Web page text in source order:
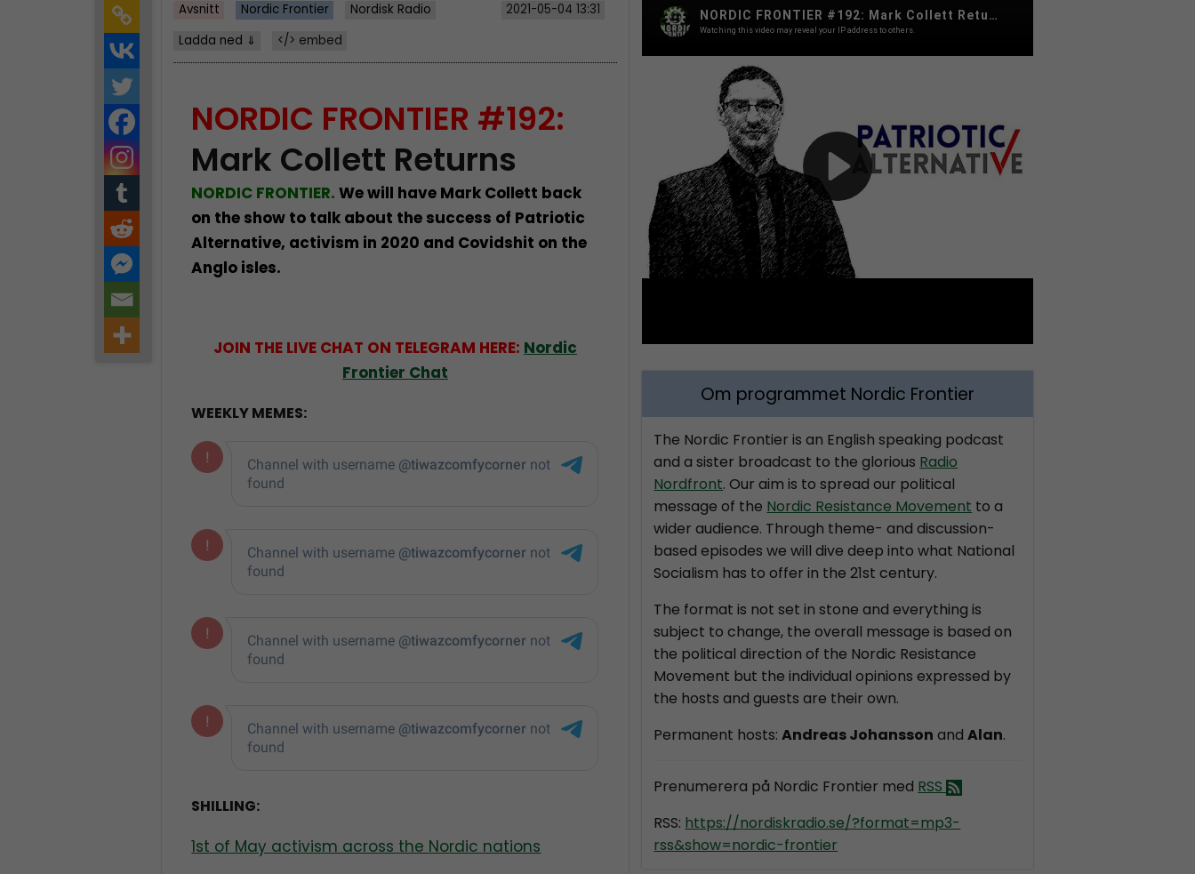
Avsnitt Nordic Frontier Nordisk Radio
2021-05-04 13:31
Ladda ned ⇓
</> embed
NORDIC FRONTIER #192:
Mark Collett Returns
NORDIC FRONTIER.We will have Mark Collett back
on the show to talk about the success of Patriotic
Alternative, activism in 2020 and Covidshit on the
Anglo isles.
JOIN THE LIVE CHAT ON TELEGRAM HERE: Nordic
Frontier Chat
WEEKLY MEMES:
SHILLING:
1st of May activism across the Nordic nations
Om programmet Nordic Frontier
The Nordic Frontier is an English speaking podcast
and a sister broadcast to the glorious Radio
Nordfront. Our aim is to spread our political
message of the Nordic Resistance Movement to a
wider audience. Through theme- and discussion-
based episodes we will dive deep into what National
Socialism has to offer in the 21st century.
The format is not set in stone and everything is
subject to change, the overall message is based on
the political direction of the Nordic Resistance
Movement but the individual opinions expressed by
the hosts and guests are their own.
Permanent hosts:Andreas Johansson andAlan.
Prenumerera på Nordic Frontier med RSS
RSS: https://nordiskradio.se/?format=mp3-
rss&show=nordic-frontier